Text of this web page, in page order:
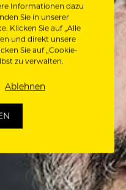
Informationen dazu
Sie in unserer
Klicken Sie auf „Alle
und direkt unsere
Sie auf „Cookie-
zu verwalten.
Ablehnen